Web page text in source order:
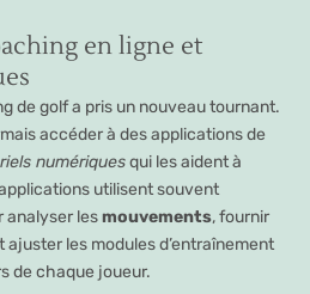
en ligne et
de golf a pris un nouveau tournant.
accéder à des applications de
numériquesqui les aident à
utilisent souvent
analyser lesmouvements, fournir
les modules d’entraînement
de chaque joueur.